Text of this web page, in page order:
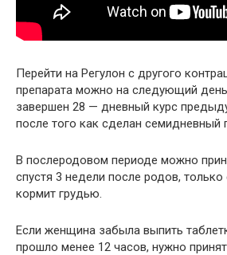
Перейти на Регулон с другого
препарата можно на следующий
завершен 28 — дневный курс
после того как сделан семидневный
В послеродовом периоде можно
спустя 3 недели после родов,
кормит грудью.
Если женщина забыла выпить
прошло менее 12 часов, нужно